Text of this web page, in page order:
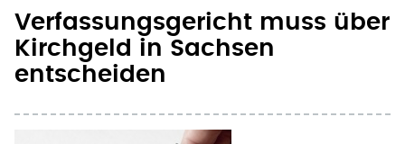
Verfassungsgericht muss über
Kirchgeld in Sachsen
entscheiden